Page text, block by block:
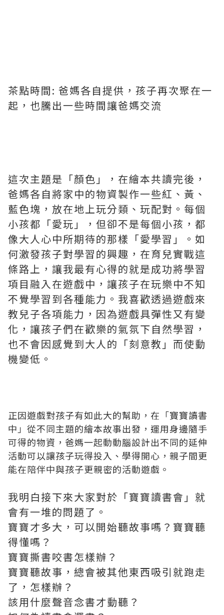
茶點時間: 爸媽各自提供，孩子再次聚在一
起，也騰出一些時間讓爸媽交流
這次主題是「顏色」，在繪本共讀完後，
爸媽各自將家中的物資製作一些紅、黃、
藍色塊，放在地上玩分類、玩配對。每個
小孩都「愛玩」，但卻不是每個小孩，都
像大人心中所期待的那樣「愛學習」。如
何激發孩子對學習的興趣，在育兒實戰這
條路上，讓我最有心得的就是成功將學習
項目融入在遊戲中，讓孩子在玩樂中不知
不覺學習到各種能力。我喜歡透過遊戲來
教兒子各項能力，因為遊戲具彈性又有變
化，讓孩子們在歡樂的氣氛下自然學習，
也不會因感覺到大人的「刻意教」而使動
機變低。
正因遊戲對孩子有如此大的幫助，在「寶寶讀書
中」從不同主題的繪本故事出發，運用身邊隨手
可得的物資，爸媽一起動動腦設計出不同的延伸
活動可以讓孩子玩得投入、學得開心，親子間更
能在陪伴中與孩子更親密的活動遊戲。
我明白接下來大家對於「寶寶讀書會」就
會有一堆的問題了。
寶寶才多大，可以開始聽故事嗎？寶寶聽
得懂嗎？
寶寶撕書咬書怎樣辦？
寶寶聽故事，總會被其他東西吸引就跑走
了，怎樣辦？
該用什麼聲音念書才動聽？